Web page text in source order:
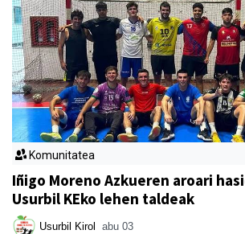
Komunitatea
Iñigo Moreno Azkueren aroari
Usurbil KEko lehen taldeak
Usurbil Kirol abu 03